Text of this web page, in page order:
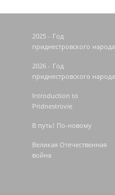
2025 - Год
приднестровского народа
2026 - Год
приднестровского народа
Introduction to
Pridnestrovie
В путь! По-новому
Великая Отечественная
война